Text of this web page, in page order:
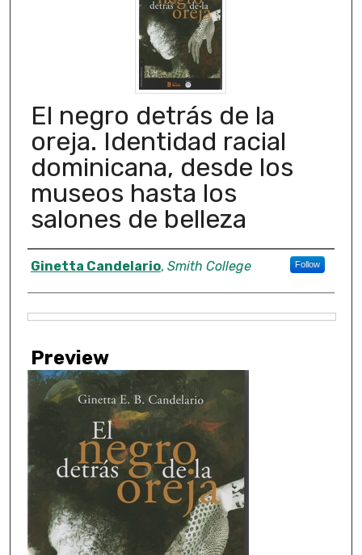
El negro detrás de la
oreja. Identidad racial
dominicana, desde los
museos hasta los
salones de belleza
Creator
Ginetta Candelario, Smith College Follow
Preview